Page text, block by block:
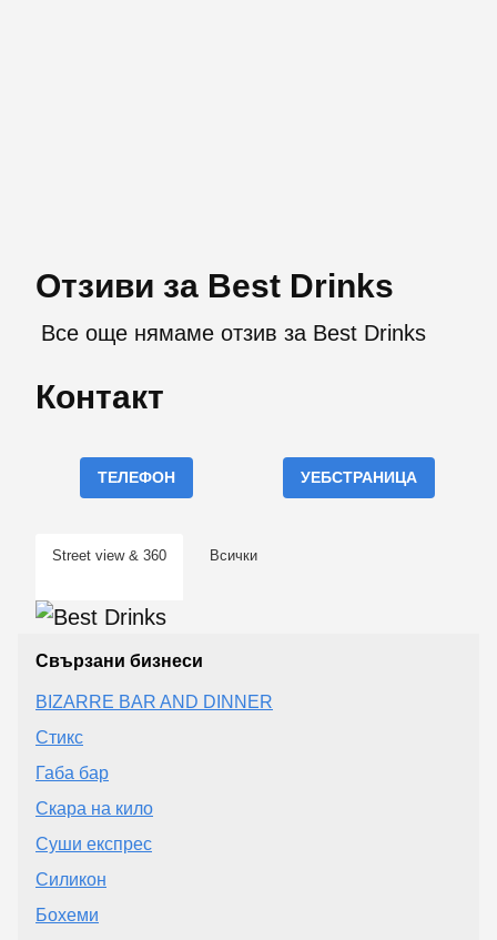
Отзиви за Best Drinks
Все още нямаме отзив за Best Drinks
Контакт
ТЕЛЕФОН УЕБСТРАНИЦА
Street view & 360 Всички
Свързани бизнеси
BIZARRE BAR AND DINNER
Стикс
Габа бар
Скара на кило
Суши експрес
Силикон
Бохеми